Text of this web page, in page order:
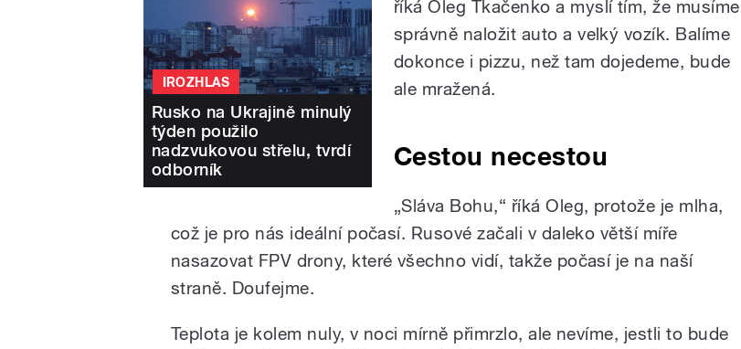
IROZHLAS
Rusko na Ukrajině minulý
týden použilo
nadzvukovou střelu, tvrdí
odborník
říká Oleg Tkačenko a myslí tím, že musíme
správně naložit auto a velký vozík. Balíme
dokonce i pizzu, než tam dojedeme, bude
ale mražená.
Cestou necestou
„Sláva Bohu,“ říká Oleg, protože je mlha,
což je pro nás ideální počasí. Rusové začali v daleko větší míře
nasazovat FPV drony, které všechno vidí, takže počasí je na naší
straně. Doufejme.
Teplota je kolem nuly, v noci mírně přimrzlo, ale nevíme, jestli to bude